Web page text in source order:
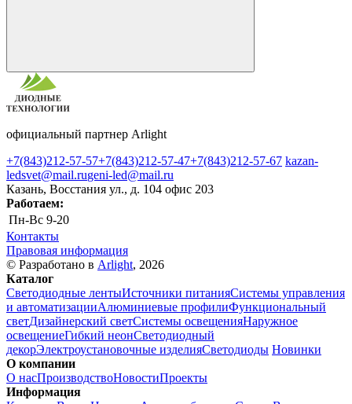
официальный партнер Arlight
+7(843)212-57-57+7(843)212-57-47+7(843)212-57-67 kazan-
ledsvet@mail.rugeni-led@mail.ru
Казань, Восстания ул., д. 104 офис 203
Работаем:
Пн-Вс 9-20
Контакты
Правовая информация
© Разработано в Arlight, 2026
Каталог
Светодиодные лентыИсточники питанияСистемы управления
и автоматизацииАлюминиевые профилиФункциональный
светДизайнерский светСистемы освещенияНаружное
освещениеГибкий неонСветодиодный
декорЭлектроустановочные изделияСветодиоды Новинки
О компании
О насПроизводствоНовостиПроекты
Информация